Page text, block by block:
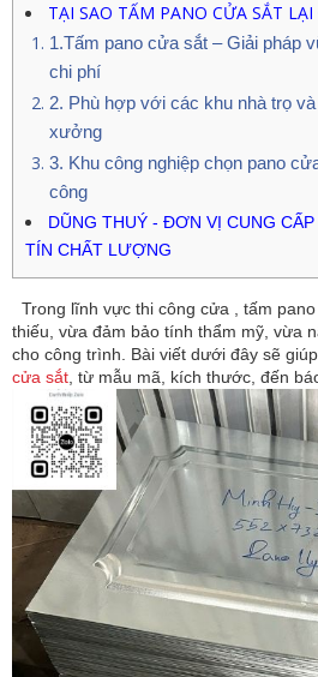
TẠI SAO TẤM PANO CỬA SẮT
1.Tấm pano cửa sắt – Giải pháp
chi phí
2. Phù hợp với các khu nhà trọ
xưởng
3. Khu công nghiệp chọn pano
công
DŨNG THUÝ - ĐƠN VỊ CUNG
TÍN CHẤT LƯỢNG
Trong lĩnh vực thi công cửa , tấm
thiếu, vừa đảm bảo tính thẩm mỹ, vừa
cho công trình. Bài viết dưới đây sẽ
cửa sắt , từ mẫu mã, kích thước, đến